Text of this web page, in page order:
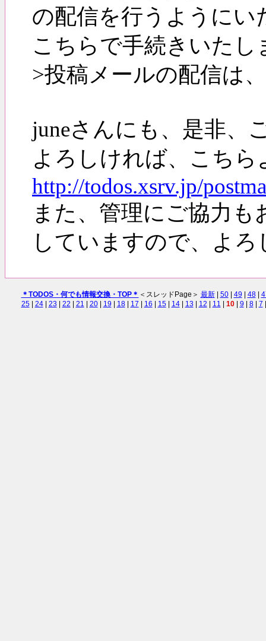
の配信を行うようにい
こちらで手続きいた
>投稿メールの配信は
juneさんにも、是非、
よろしければ、こち
http://todos.xsrv.jp/
また、管理にご協力
していますので、よ
＊TODOS・何でも情報交換・TOP＊ ＜スレッドPage＞ 最新| 50| 49 48|
25| 24| 23 22 21 20| 19 18| 17 16 15| 14| 13 12 11 10| 9 8| 7